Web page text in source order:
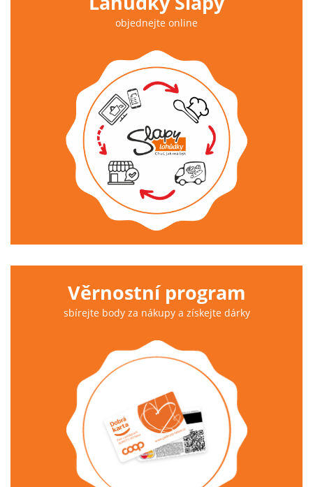
objednejte online
Věrnostní program
sbírejte body za nákupy a získejte dárky